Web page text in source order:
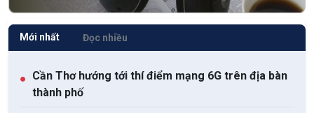
Mới nhất Đọc nhiều
● Cần Thơ hướng tới thí điểm mạng 6G trên địa bàn
thành phố